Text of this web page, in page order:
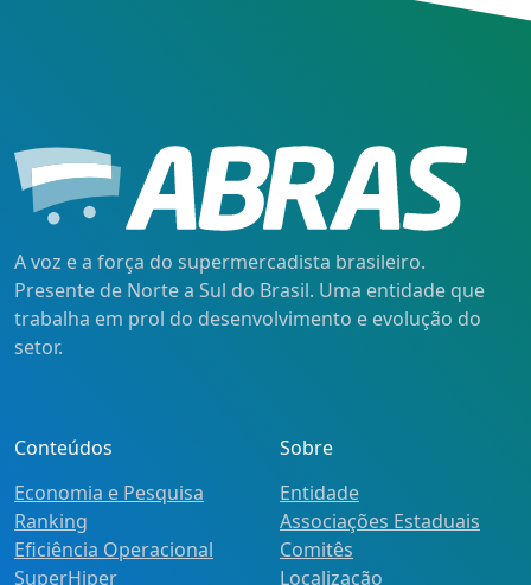
A voz e a força do supermercadista brasileiro.
Presente de Norte a Sul do Brasil. Uma entidade que
trabalha em prol do desenvolvimento e evolução do
setor.
Conteúdos
Economia e Pesquisa
Ranking
Eficiência Operacional
SuperHiper
Sobre
Entidade
Associações Estaduais
Comitês
Localização